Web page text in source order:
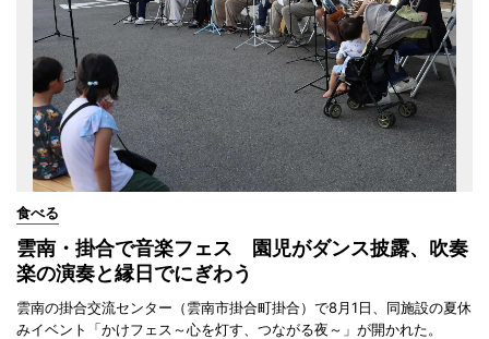
食べる
雲南・掛合で音楽フェス 園児がダンス披露、吹奏
楽の演奏と縁日でにぎわう
雲南の掛合交流センター（雲南市掛合町掛合）で8月1日、同施設の夏休
みイベント「かけフェス～心を灯す、つながる夜～」が開かれた。